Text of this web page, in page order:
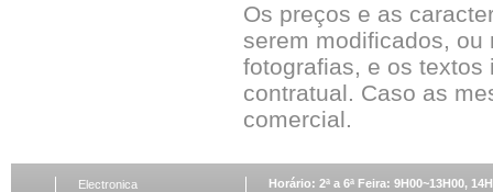
Os preços e as
serem modificados, ou
fotografias, e os
contratual. Caso as
comercial.
Electronica
Horário: 2ª a 6ª Feira: 9H00~13H00,